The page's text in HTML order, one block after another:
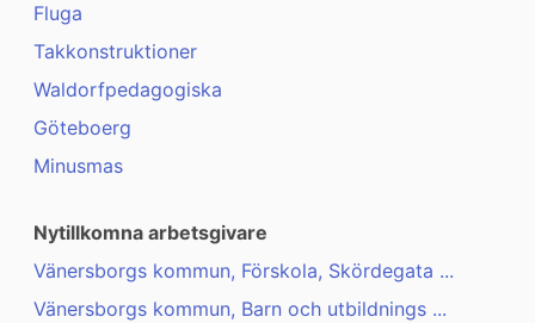
Fluga
Takkonstruktioner
Waldorfpedagogiska
Göteboerg
Minusmas
Nytillkomna arbetsgivare
Vänersborgs kommun, Förskola, Skördegata ...
Vänersborgs kommun, Barn och utbildnings ...